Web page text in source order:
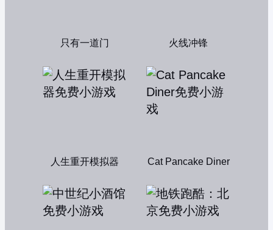
只有一道门 火线冲锋
人生重开模拟器 Cat Pancake Diner